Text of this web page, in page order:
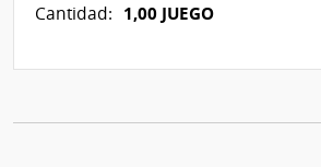
Cantidad: 1,00 JUEGO